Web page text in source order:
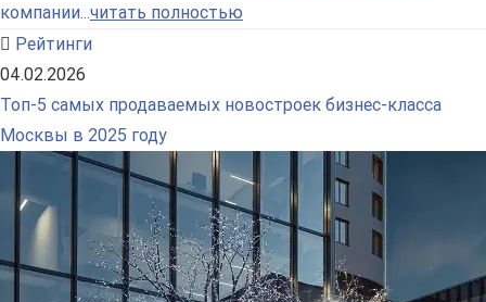
компании...читать полностью
Рейтинги
04.02.2026
Топ-5 самых продаваемых новостроек бизнес-класса
Москвы в 2025 году